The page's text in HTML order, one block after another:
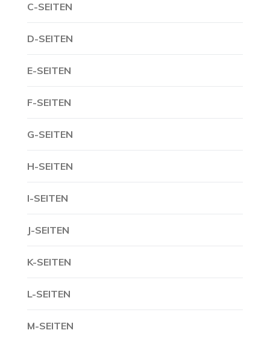
C-SEITEN
D-SEITEN
E-SEITEN
F-SEITEN
G-SEITEN
H-SEITEN
I-SEITEN
J-SEITEN
K-SEITEN
L-SEITEN
M-SEITEN